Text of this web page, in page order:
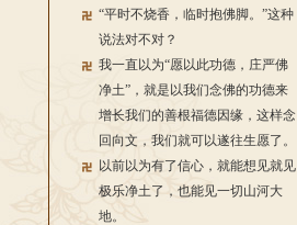
“平时不烧香，临时抱佛脚。”这种
说法对不对？
我一直以为“愿以此功德，庄严佛
净土”，就是以我们念佛的功德来
增长我们的善根福德因缘，这样念
回向文，我们就可以遂往生愿了。
以前以为有了信心，就能想见就见
极乐净土了，也能见一切山河大
地。